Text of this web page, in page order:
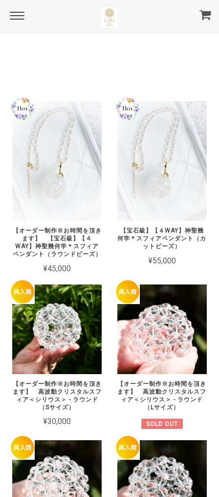
【オーダー制作※お時間を頂き
ます】 【宝石級】【４
WAY】神聖幾何学＊スフィア
ペンダント（ラウンドビーズ）
¥45,000
【宝石級】【４WAY】神聖幾
何学＊スフィアペンダント（カ
ットビーズ）
¥55,000
【オーダー制作※お時間を頂き
ます】 高波動クリスタルスフ
ィア＜シリウス＞ - ラウンド
（Sサイズ）
¥30,000
【オーダー制作※お時間を頂き
ます】 高波動クリスタルスフ
ィア＜シリウス＞ - ラウンド
（Lサイズ）
SOLD OUT